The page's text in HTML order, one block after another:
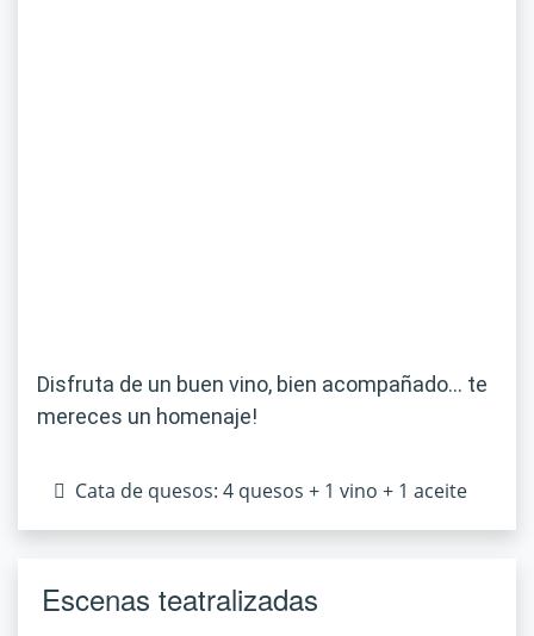
Disfruta de un buen vino, bien acompañado… te
mereces un homenaje!
Cata de quesos: 4 quesos + 1 vino + 1 aceite
Escenas teatralizadas